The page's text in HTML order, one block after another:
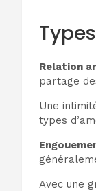
Relation
partage
Une
types
Avec une